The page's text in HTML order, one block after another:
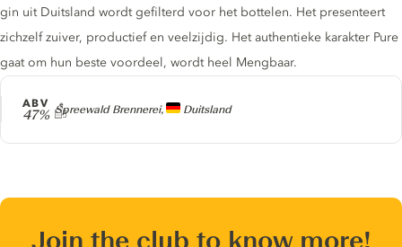
Producer
Spreewald Brennerei, Duitsland
ABV
47%
gin uit Duitsland wordt gefilterd voor het bottelen. Het presenteert
zichzelf zuiver, productief en veelzijdig. Het authentieke karakter Pure
gaat om hun beste voordeel, wordt heel Mengbaar.
Join the club to know more!